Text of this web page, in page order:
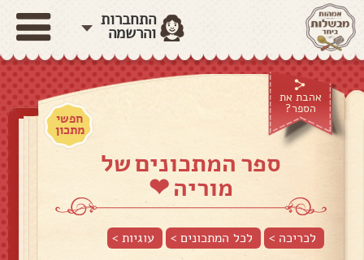
התחברות
והרשמה
אהבת את
הספר?
חפשי
מתכון
ספר המתכונים של
מוריה ❤
לכריכה > לכל המתכונים > עוגיות>